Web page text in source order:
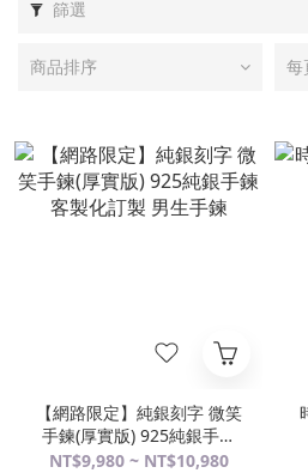
篩選
商品排序 每
【網路限定】純銀刻字 微笑
手鍊(厚實版) 925純銀手鍊
客製化訂製 男生手鍊
NT$9,980 ~ NT$10,980